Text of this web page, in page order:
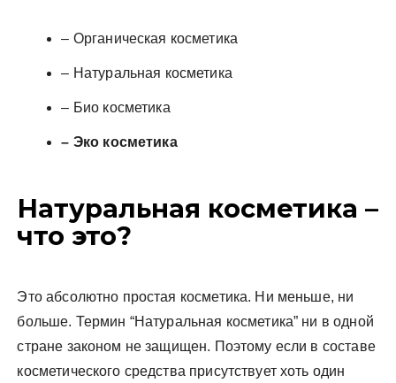
– Органическая косметика
– Натуральная косметика
– Био косметика
– Эко косметика
Натуральная косметика –
что это?
Это абсолютно простая косметика. Ни меньше, ни
больше. Термин “Натуральная косметика” ни в одной
стране законом не защищен. Поэтому если в составе
косметического средства присутствует хоть один